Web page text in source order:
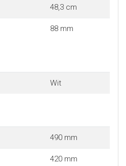
48,3 cm
88 mm
Wit
490 mm
420 mm